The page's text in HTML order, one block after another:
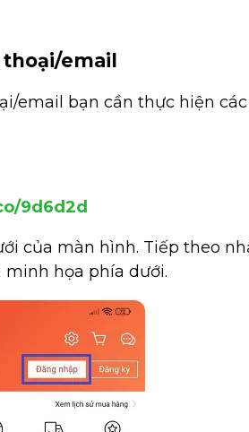
thoại/email
email bạn cần thực hiện
9d6d2d
của màn hình. Tiếp theo
họa phía dưới.